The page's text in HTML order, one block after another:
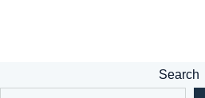
Search